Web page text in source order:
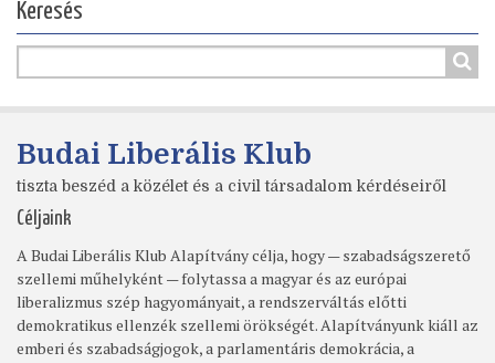
Keresés
Budai Liberális Klub
tiszta beszéd a közélet és a civil társadalom kérdéseiről
Céljaink
A Budai Liberális Klub Alapítvány célja, hogy — szabadságszerető
szellemi műhelyként — folytassa a magyar és az európai
liberalizmus szép hagyományait, a rendszerváltás előtti
demokratikus ellenzék szellemi örökségét. Alapítványunk kiáll az
emberi és szabadságjogok, a parlamentáris demokrácia, a